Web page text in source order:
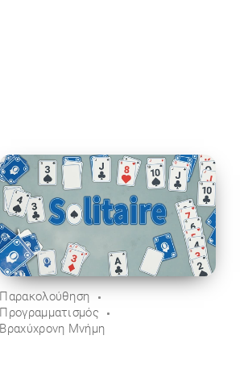
Παρακολούθηση
Προγραμματισμός
Βραχύχρονη Μνήμη